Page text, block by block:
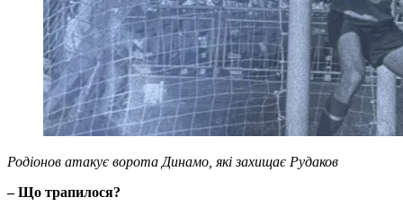
Родіонов атакує ворота Динамо, які захищає Рудаков
– Що трапилося?